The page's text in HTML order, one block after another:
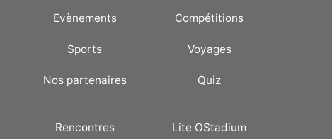
Evènements Compétitions
Sports Voyages
Nos partenaires Quiz
Rencontres Lite OStadium